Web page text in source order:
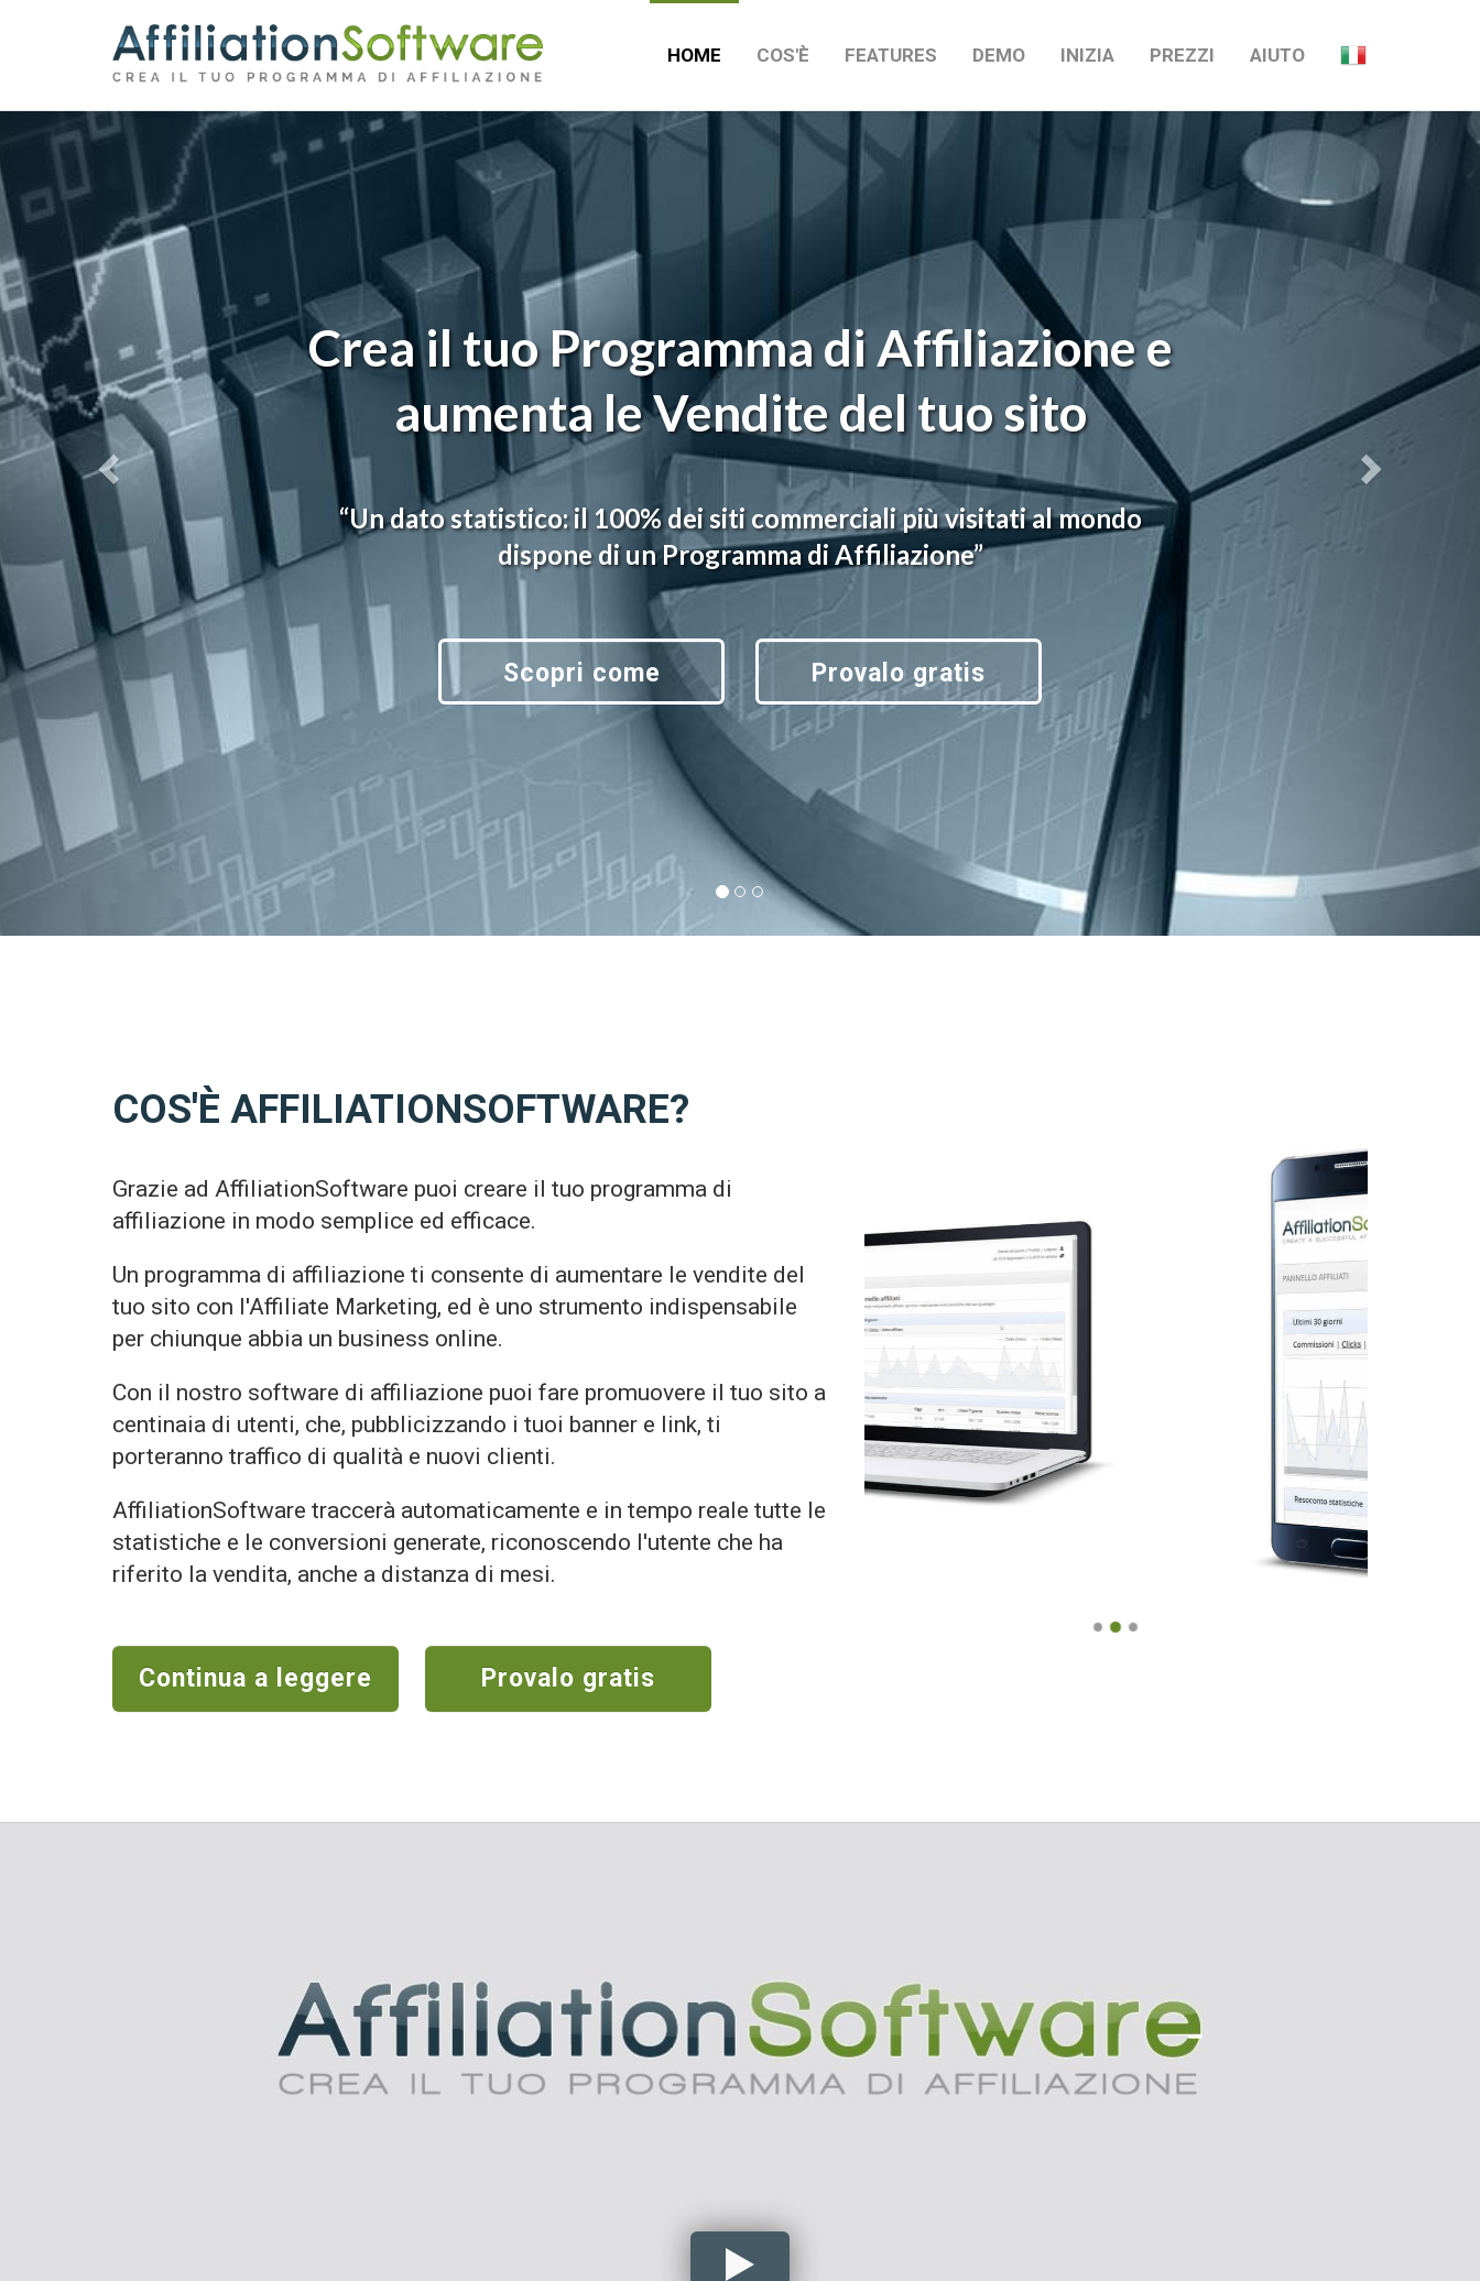
HOME COS'È FEATURES DEMO INIZIA PREZZI AIUTO
Crea il tuo Programma di Affiliazione e
aumenta le Vendite del tuo sito
“Un dato statistico: il 100% dei siti commerciali più visitati al mondo
dispone di un Programma di Affiliazione”
Scopri come Provalo gratis
COS'È AFFILIATIONSOFTWARE?
Grazie ad AffiliationSoftware puoi creare il tuo programma di
affiliazione in modo semplice ed efficace.
Un programma di affiliazione ti consente di aumentare le vendite del
tuo sito con l'Affiliate Marketing, ed è uno strumento indispensabile
per chiunque abbia un business online.
Con il nostro software di affiliazione puoi fare promuovere il tuo sito a
centinaia di utenti, che, pubblicizzando i tuoi banner e link, ti
porteranno traffico di qualità e nuovi clienti.
AffiliationSoftware traccerà automaticamente e in tempo reale tutte le
statistiche e le conversioni generate, riconoscendo l'utente che ha
riferito la vendita, anche a distanza di mesi.
Continua a leggere Provalo gratis